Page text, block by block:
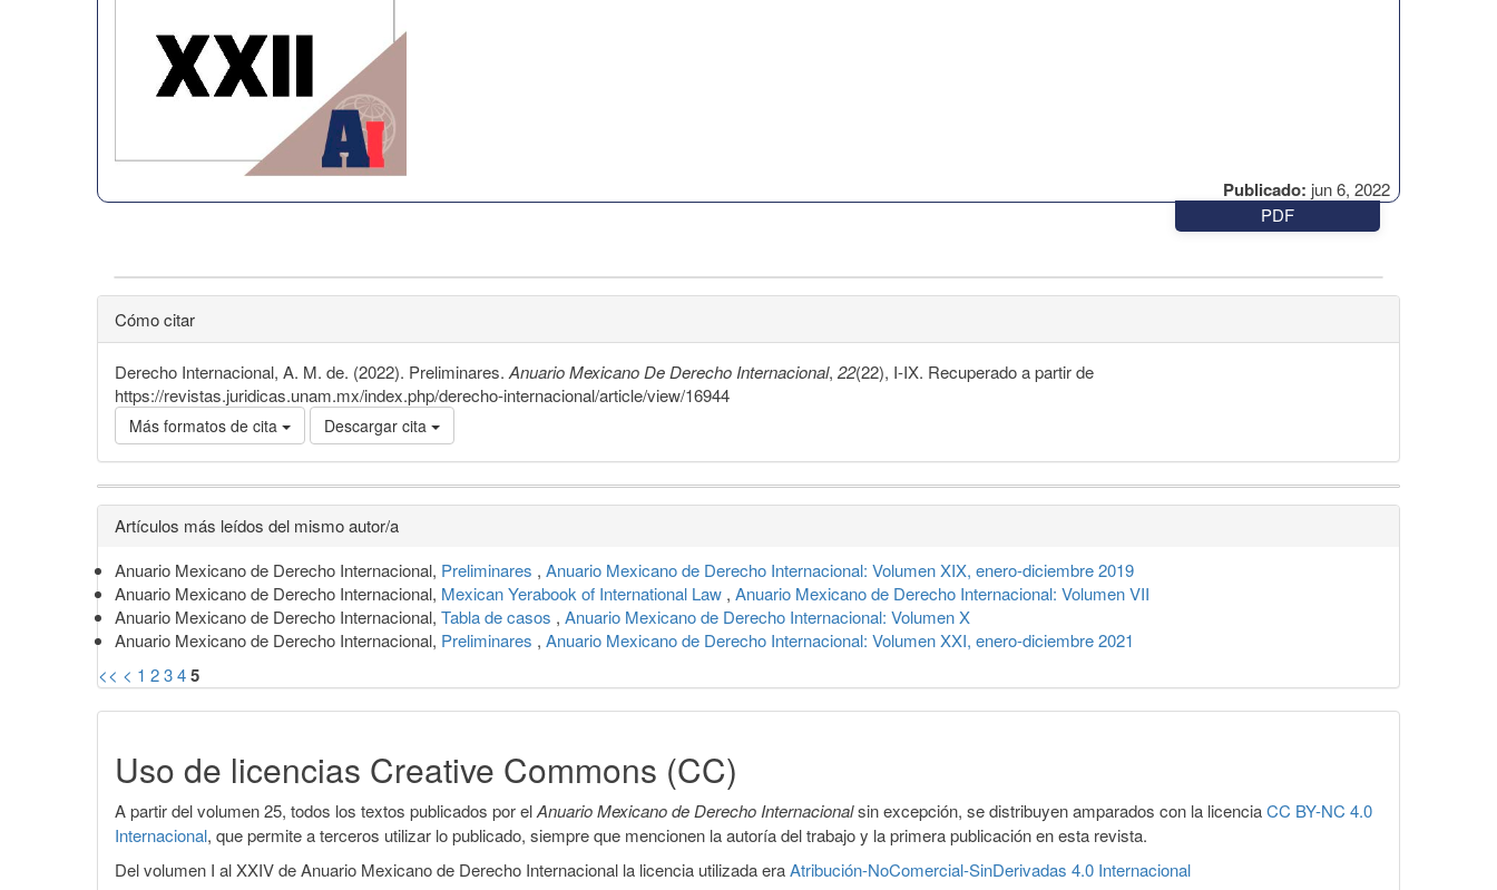
Publicado: jun 6, 2022
PDF
Cómo citar
Derecho Internacional, A. M. de. (2022). Preliminares. Anuario Mexicano De Derecho Internacional, 22(22), I-IX. Recuperado a partir de
https://revistas.juridicas.unam.mx/index.php/derecho-internacional/article/view/16944
Más formatos de cita Descargar cita
Detalles
del
artículo
Artículos más leídos del mismo autor/a
Anuario Mexicano de Derecho Internacional, Preliminares , Anuario Mexicano de Derecho Internacional: Volumen XIX, enero-diciembre 2019
Anuario Mexicano de Derecho Internacional, Mexican Yerabook of International Law , Anuario Mexicano de Derecho Internacional: Volumen VII
Anuario Mexicano de Derecho Internacional, Tabla de casos , Anuario Mexicano de Derecho Internacional: Volumen X
Anuario Mexicano de Derecho Internacional, Preliminares , Anuario Mexicano de Derecho Internacional: Volumen XXI, enero-diciembre 2021
<< < 1 2345
Uso de licencias Creative Commons (CC)
A partir del volumen 25, todos los textos publicados por elAnuario Mexicano de Derecho Internacionalsin excepción, se distribuyen amparados con la licenciaCC BY-NC 4.0
Internacional, que permite a terceros utilizar lo publicado, siempre que mencionen la autoría del trabajo y la primera publicación en esta revista.
Del volumen I al XXIV de Anuario Mexicano de Derecho Internacional la licencia utilizada eraAtribución-NoComercial-SinDerivadas 4.0 Internacional